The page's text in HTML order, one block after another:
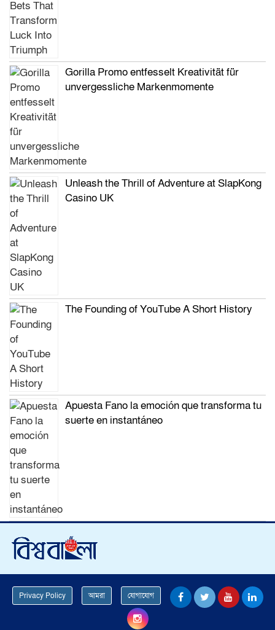
Gorilla Promo entfesselt Kreativität für
unvergessliche Markenmomente
Unleash the Thrill of Adventure at SlapKong
Casino UK
The Founding of YouTube A Short History
Apuesta Fano la emoción que transforma tu
suerte en instantáneo
Privacy Policy আমরা যোগাযোগ